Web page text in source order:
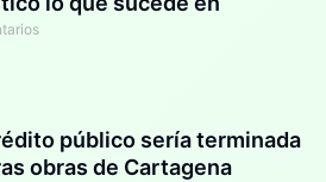
público sería terminada
obras de Cartagena